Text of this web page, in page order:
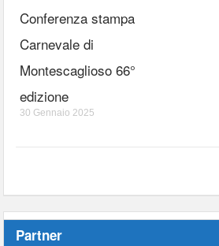
Conferenza stampa
Carnevale di
Montescaglioso 66°
edizione
30 Gennaio 2025
Partner